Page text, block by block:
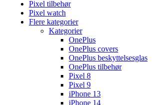
Pixel tilbehør
Pixel watch
Flere kategorier
Kategorier
OnePlus
OnePlus covers
OnePlus beskyttelsesglas
OnePlus tilbehør
Pixel 8
Pixel 9
iPhone 13
iPhone 14